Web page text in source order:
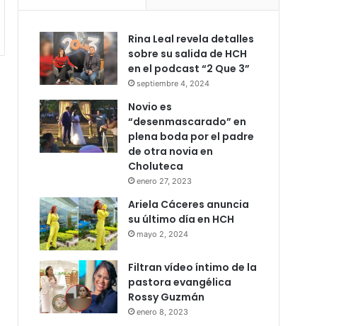
Rina Leal revela detalles
sobre su salida de HCH
en el podcast “2 Que 3”
septiembre 4, 2024
Novio es
“desenmascarado” en
plena boda por el padre
de otra novia en
Choluteca
enero 27, 2023
Ariela Cáceres anuncia
su último día en HCH
mayo 2, 2024
Filtran vídeo íntimo de la
pastora evangélica
Rossy Guzmán
enero 8, 2023